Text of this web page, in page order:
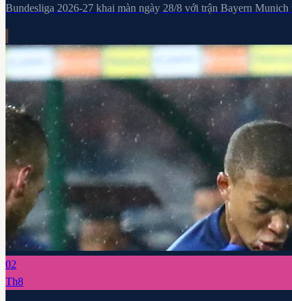
Bundesliga 2026-27 khai màn ngày 28/8 với trận Bayern
02
Th8